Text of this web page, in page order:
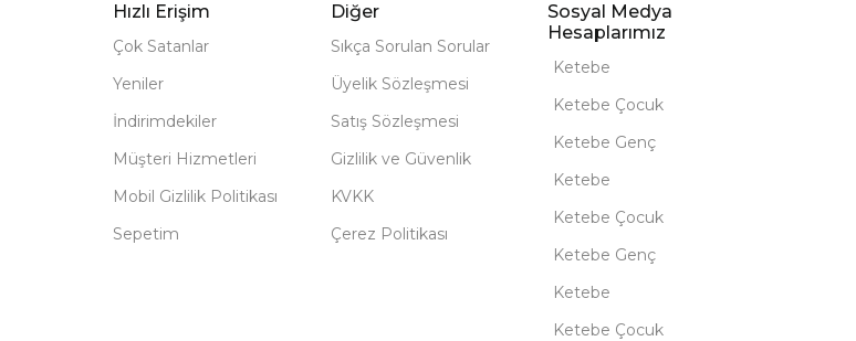
Hızlı Erişim
Çok Satanlar
Yeniler
İndirimdekiler
Müşteri Hizmetleri
Mobil Gizlilik Politikası
Sepetim
Diğer
Sıkça Sorulan Sorular
Üyelik Sözleşmesi
Satış Sözleşmesi
Gizlilik ve Güvenlik
KVKK
Çerez Politikası
Sosyal Medya
Hesaplarımız
Ketebe
Ketebe Çocuk
Ketebe Genç
Ketebe
Ketebe Çocuk
Ketebe Genç
Ketebe
Ketebe Çocuk